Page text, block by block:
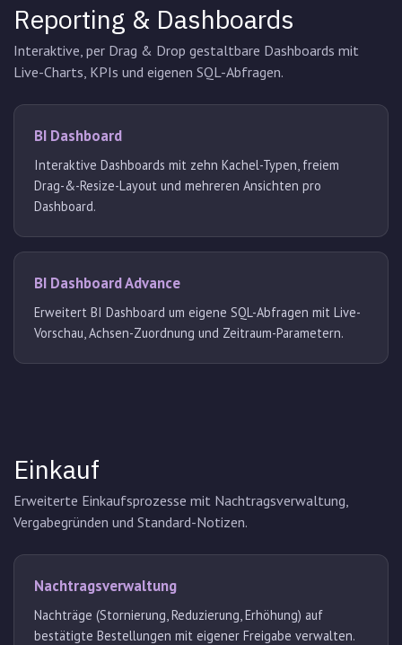
Reporting & Dashboards
Interaktive, per Drag & Drop gestaltbare Dashboards mit
Live-Charts, KPIs und eigenen SQL-Abfragen.
BI Dashboard
Interaktive Dashboards mit zehn Kachel-Typen, freiem
Drag-&-Resize-Layout und mehreren Ansichten pro
Dashboard.
BI Dashboard Advance
Erweitert BI Dashboard um eigene SQL-Abfragen mit Live-
Vorschau, Achsen-Zuordnung und Zeitraum-Parametern.
Einkauf
Erweiterte Einkaufsprozesse mit Nachtragsverwaltung,
Vergabegründen und Standard-Notizen.
Nachtragsverwaltung
Nachträge (Stornierung, Reduzierung, Erhöhung) auf
bestätigte Bestellungen mit eigener Freigabe verwalten.